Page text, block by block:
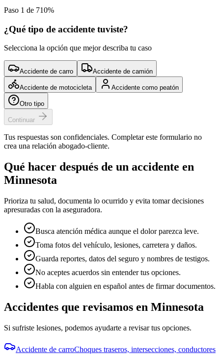
Paso 1 de 710%
¿Qué tipo de accidente tuviste?
Selecciona la opción que mejor describa tu caso
Accidente de carro Accidente de camión
Accidente de motocicleta Accidente como peatón
Otro tipo
Continuar
Tus respuestas son confidenciales. Completar este formulario no
crea una relación abogado-cliente.
Qué hacer después de un accidente en
Minnesota
Prioriza tu salud, documenta lo ocurrido y evita tomar decisiones
apresuradas con la aseguradora.
Busca atención médica aunque el dolor parezca leve.
Toma fotos del vehículo, lesiones, carretera y daños.
Guarda reportes, datos del seguro y nombres de testigos.
No aceptes acuerdos sin entender tus opciones.
Habla con alguien en español antes de firmar documentos.
Accidentes que revisamos en Minnesota
Si sufriste lesiones, podemos ayudarte a revisar tus opciones.
Accidente de carroChoques traseros, intersecciones, conductores